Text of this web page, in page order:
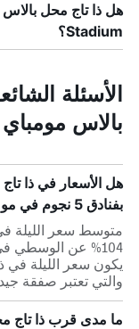
Stadium؟
الأسئلة
بالاس مومباي
هل الأسعار في ذا
بفنادق 5 نجوم في مومباي؟
متوسط سعر الليلة
والتي تعتبر صفقة
ما مدى قرب ذا تاج